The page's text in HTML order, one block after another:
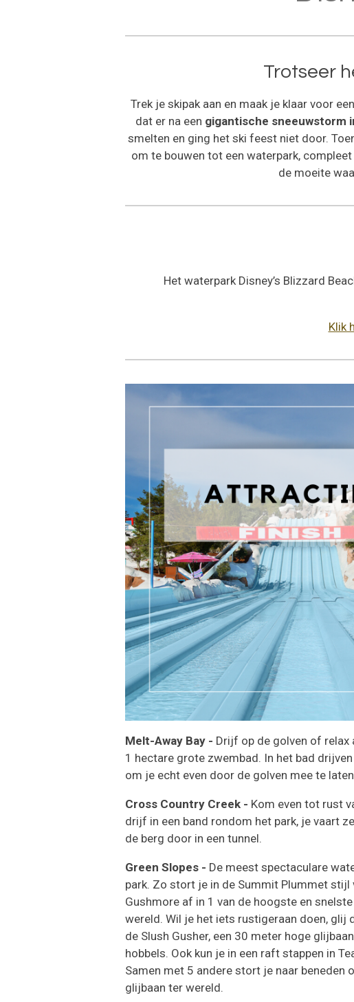
Trotseer
Trek je skipak aan en maak je klaar voor
dat er na een gigantische sneeuwstorm
smelten en ging het ski feest niet door.
om te bouwen tot een waterpark,
de moeite
Het waterpark Disney’s Blizzard
Klik
Melt-Away Bay - Drijf op de golven of relax
1 hectare grote zwembad. In het bad
om je echt even door de golven mee te
Cross Country Creek - Kom even tot rust
drijf in een band rondom het park, je vaart
de berg door in een tunnel.
Green Slopes - De meest spectaculare
park. Zo stort je in de Summit Plummet stijl
Gushmore af in 1 van de hoogste en
wereld. Wil je het iets rustigeraan doen, glij
de Slush Gusher, een 30 meter hoge
hobbels. Ook kun je in een raft stappen in
Samen met 5 andere stort je naar beneden
glijbaan ter wereld.